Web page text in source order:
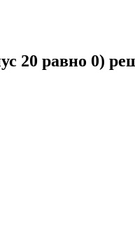
20 равно 0)